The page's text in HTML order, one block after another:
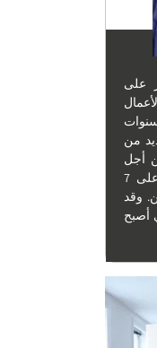
على
من
أجل
رفاهية مواطني إسرائيل. لقد حصلت بنفسي على 7
وقد
أصبح